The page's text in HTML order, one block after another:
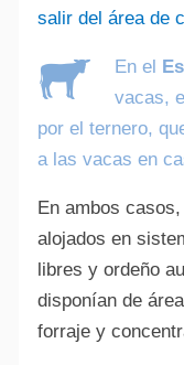
salir del área de
En el
vacas,
por el ternero,
a las vacas en
En ambos
alojados en
libres y ordeño
disponían de
forraje y